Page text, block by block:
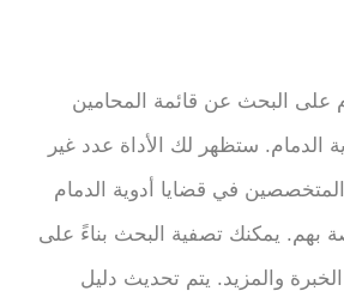
على البحث عن قائمة المحامين
الدمام. ستظهر لك الأداة عدد غير
في قضايا أدوية الدمام
بهم. يمكنك تصفية البحث بناءً على
والمزيد. يتم تحديث دليل